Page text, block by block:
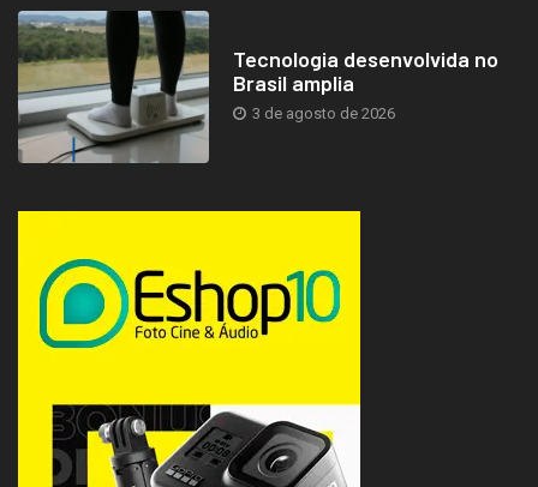
Tecnologia desenvolvida no
Brasil amplia
3 de agosto de 2026